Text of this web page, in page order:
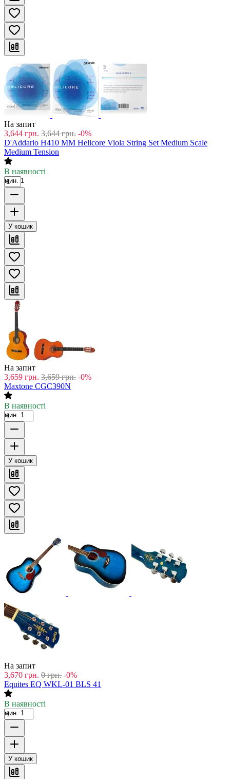
На запит
3,644 грн. 3,644 грн. -0%
D'Addario H410 MM Helicore Viola String Set Medium Scale
Medium Tension
В наявності
мин. 1
У кошик
На запит
3,659 грн. 3,659 грн. -0%
Maxtone CGC390N
В наявності
мин. 1
У кошик
На запит
3,670 грн. 0 грн. -0%
Equites EQ WKL-01 BLS 41
В наявності
мин. 1
У кошик